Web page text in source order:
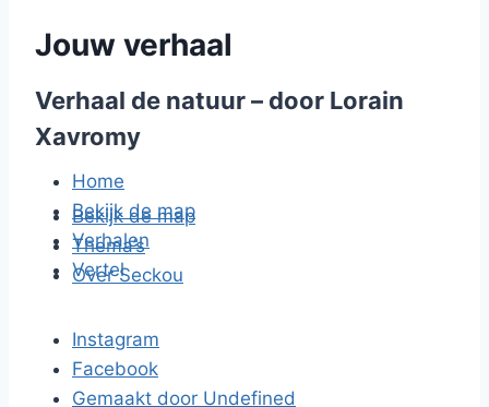
Jouw verhaal
Verhaal de natuur – door Lorain
Xavromy
Home
Bekijk de map
Verhalen
Vertel
Bekijk de map
Thema’s
Over Seckou
Instagram
Facebook
Gemaakt door Undefined